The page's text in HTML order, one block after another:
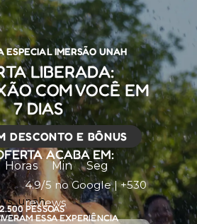
ESPECIAL IMERSÃO UNAH
LIBERADA:
COM VOCÊ EM
7 DIAS
DESCONTO E BÔNUS
ACABA EM:
Horas Min Seg
PESSOAS
ESSA EXPERIÊNCIA
4.9/5 no Google | +530
reviews